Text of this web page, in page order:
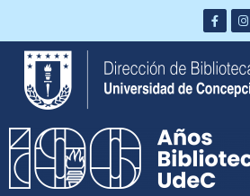
Saltar
contenido